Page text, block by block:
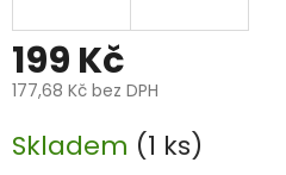
199 Kč
177,68 Kč bez DPH
cena:
Skladem (1 ks)